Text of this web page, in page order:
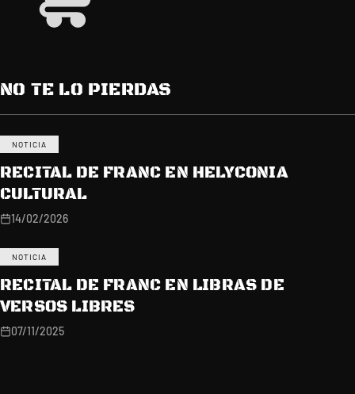
NO TE LO PIERDAS
NOTICIA
RECITAL DE FRANC EN HELYCONIA
CULTURAL
14/02/2026
NOTICIA
RECITAL DE FRANC EN LIBRAS DE
VERSOS LIBRES
07/11/2025